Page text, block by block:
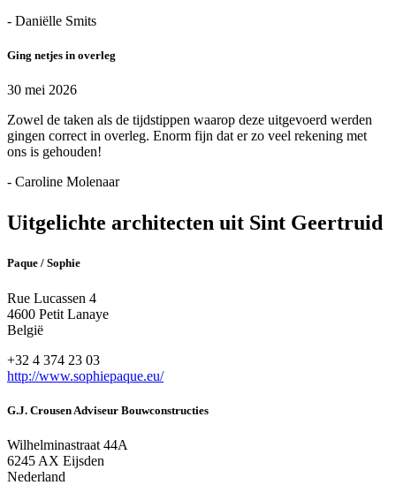
- Daniëlle Smits
Ging netjes in overleg
30 mei 2026
Zowel de taken als de tijdstippen waarop deze uitgevoerd werden
gingen correct in overleg. Enorm fijn dat er zo veel rekening met
ons is gehouden!
- Caroline Molenaar
Uitgelichte architecten uit Sint Geertruid
Paque / Sophie
Rue Lucassen 4
4600 Petit Lanaye
België
+32 4 374 23 03
http://www.sophiepaque.eu/
G.J. Crousen Adviseur Bouwconstructies
Wilhelminastraat 44A
6245 AX Eijsden
Nederland